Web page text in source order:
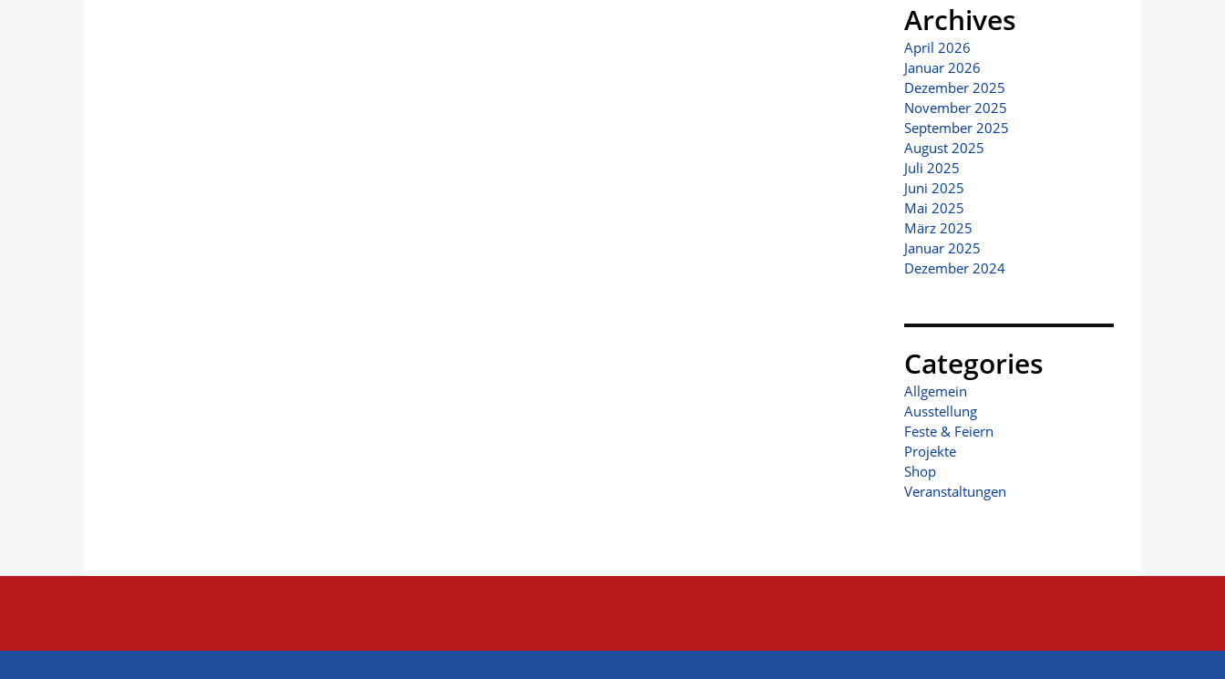
Archives
April 2026
Januar 2026
Dezember 2025
November 2025
September 2025
August 2025
Juli 2025
Juni 2025
Mai 2025
März 2025
Januar 2025
Dezember 2024
Categories
Allgemein
Ausstellung
Feste & Feiern
Projekte
Shop
Veranstaltungen